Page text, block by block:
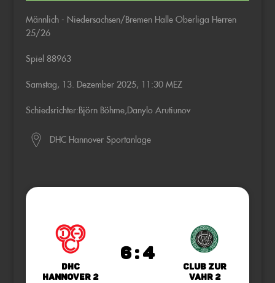
Männlich - Niedersachsen/Bremen Halle Oberliga Herren
25/26
Spiel 88963
Samstag, 13. Dezember 2025, 11:30 MEZ
Schiedsrichter:Björn Böhme,Danylo Arutiunov
DHC Hannover Sportanlage
DHC
Hannover 2
6 : 4
Club zur
Vahr 2